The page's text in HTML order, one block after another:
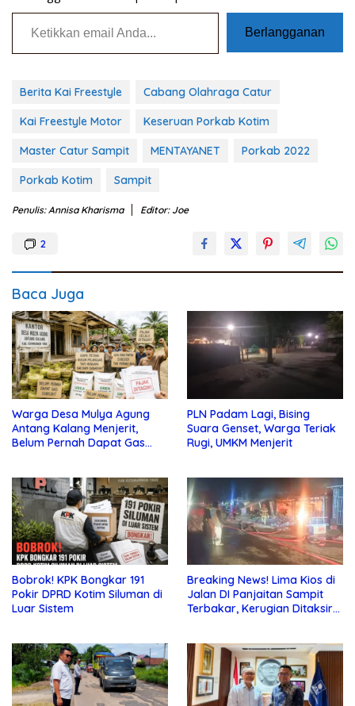
Ketikkan email Anda...
Berlangganan
Berita Kai Freestyle Cabang Olahraga Catur
Kai Freestyle Motor Keseruan Porkab Kotim
Master Catur Sampit MENTAYANET Porkab 2022
Porkab Kotim Sampit
Penulis: Annisa Kharisma Editor: Joe
2
Baca Juga
Warga Desa Mulya Agung
Antang Kalang Menjerit,
Belum Pernah Dapat Gas
PLN Padam Lagi, Bising
Suara Genset, Warga Teriak
Rugi, UMKM Menjerit
Bobrok! KPK Bongkar 191
Pokir DPRD Kotim Siluman di
Luar Sistem
Breaking News! Lima Kios di
Jalan DI Panjaitan Sampit
Terbakar, Kerugian Ditaksir